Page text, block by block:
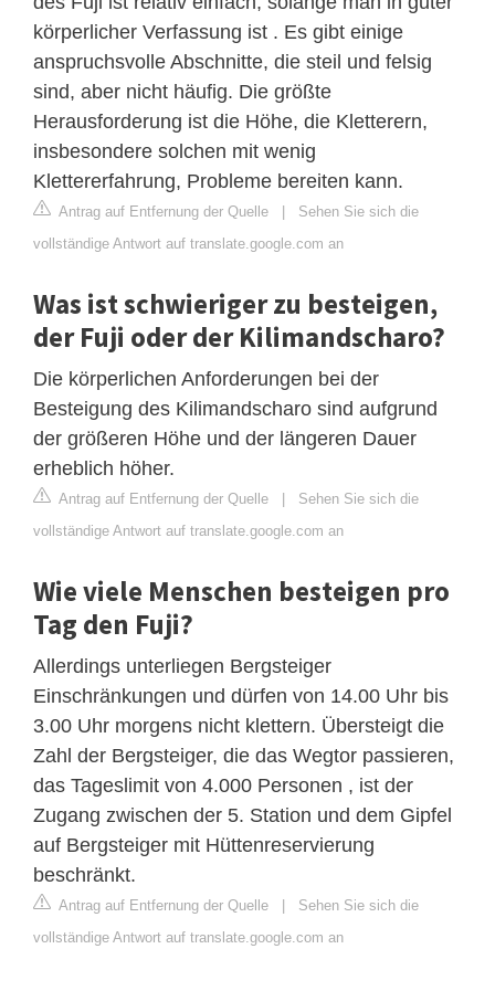
körperlicher Verfassung ist . Es gibt einige
anspruchsvolle Abschnitte, die steil und felsig
sind, aber nicht häufig. Die größte
Herausforderung ist die Höhe, die Kletterern,
insbesondere solchen mit wenig
Klettererfahrung, Probleme bereiten kann.
Antrag auf Entfernung der Quelle | Sehen Sie sich die
vollständige Antwort auf translate.google.com an
Was ist schwieriger zu besteigen,
der Fuji oder der Kilimandscharo?
Die körperlichen Anforderungen bei der
Besteigung des Kilimandscharo sind aufgrund
der größeren Höhe und der längeren Dauer
erheblich höher.
Antrag auf Entfernung der Quelle | Sehen Sie sich die
vollständige Antwort auf translate.google.com an
Wie viele Menschen besteigen pro
Tag den Fuji?
Allerdings unterliegen Bergsteiger
Einschränkungen und dürfen von 14.00 Uhr bis
3.00 Uhr morgens nicht klettern. Übersteigt die
Zahl der Bergsteiger, die das Wegtor passieren,
das Tageslimit von 4.000 Personen , ist der
Zugang zwischen der 5. Station und dem Gipfel
auf Bergsteiger mit Hüttenreservierung
beschränkt.
Antrag auf Entfernung der Quelle | Sehen Sie sich die
vollständige Antwort auf translate.google.com an